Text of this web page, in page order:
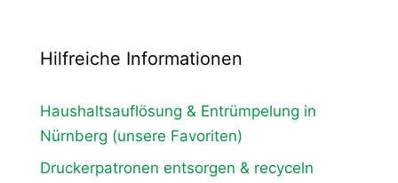
Hilfreiche Informationen
Haushaltsauflösung & Entrümpelung in
Nürnberg (unsere Favoriten)
Druckerpatronen entsorgen & recyceln